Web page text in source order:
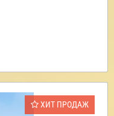
ХИТ ПРОДАЖ